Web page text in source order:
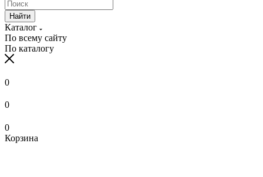
Найти
Каталог
По всему сайту
По каталогу
0
0
0
Корзина